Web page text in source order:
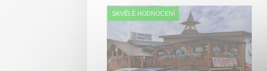
SKVĚLÉ HODNOCENÍ